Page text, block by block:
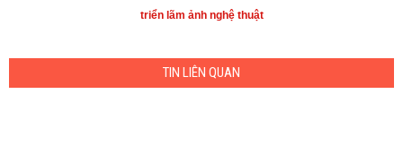
triển lãm ảnh nghệ thuật
TIN LIÊN QUAN